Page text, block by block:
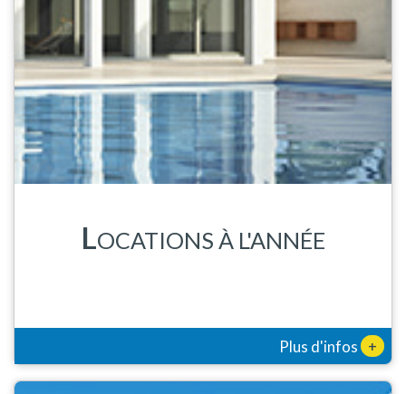
LOCATIONS À L'ANNÉE
Plus d'infos +